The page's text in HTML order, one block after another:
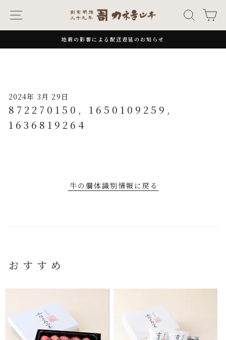
ナビゲーション キーワ
一
地震の影響による配送遅延のお知らせ
2024年 3月 29日
872270150, 1650109259,
1636819264
牛の個体識別情報に戻る
おすすめ